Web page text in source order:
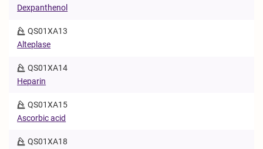
Dexpanthenol
QS01XA13
Alteplase
QS01XA14
Heparin
QS01XA15
Ascorbic acid
QS01XA18